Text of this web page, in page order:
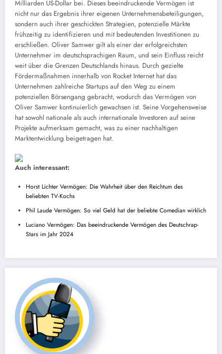
Milliarden US-Dollar bei. Dieses beeindruckende Vermögen ist
nicht nur das Ergebnis ihrer eigenen Unternehmensbeteiligungen,
sondern auch ihrer geschickten Strategien, potenzielle Märkte
frühzeitig zu identifizieren und mit bedeutenden Investitionen zu
erschließen. Oliver Samwer gilt als einer der erfolgreichsten
Unternehmer im deutschsprachigen Raum, und sein Einfluss reicht
weit über die Grenzen Deutschlands hinaus. Durch gezielte
Fördermaßnahmen innerhalb von Rocket Internet hat das
Unternehmen zahlreiche Startups auf den Weg zu einem
potenziellen Börsengang gebracht, wodurch das Vermögen von
Oliver Samwer kontinuierlich gewachsen ist. Seine Vorgehensweise
hat sowohl nationale als auch internationale Investoren auf seine
Projekte aufmerksam gemacht, was zu einer nachhaltigen
Marktentwicklung beigetragen hat.
Auch interessant:
Horst Lichter Vermögen: Die Wahrheit über den Reichtum des
beliebten TV-Kochs
Phil Laude Vermögen: So viel Geld hat der beliebte Comedian wirklich
Luciano Vermögen: Das beeindruckende Vermögen des Deutschrap-
Stars im Jahr 2024